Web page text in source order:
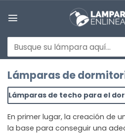
Buscar
por:
Lámparas de
Lámparas de techo para el
En primer lugar, la creación de
la base para conseguir una